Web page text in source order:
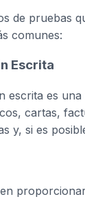
de pruebas
comunes:
Escrita
escrita es
cartas,
y, si es